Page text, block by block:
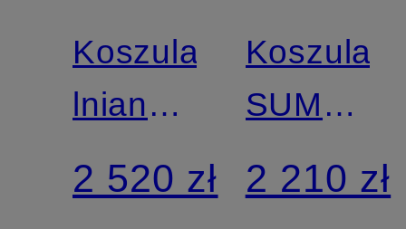
Koszula
lniana
Comfort
Fit
2 520 zł
Koszula
regular
fit
2 210 zł